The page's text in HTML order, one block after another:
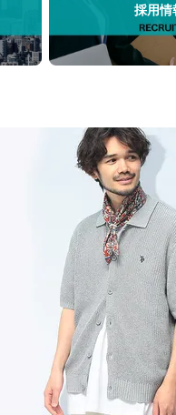
採用情